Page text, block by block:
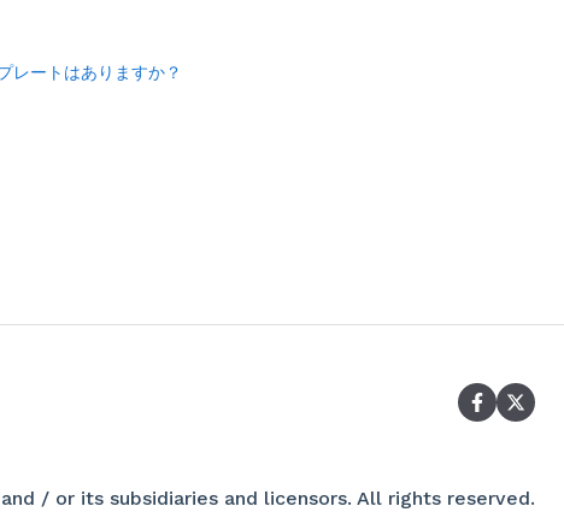
レートはありますか？
/ or its subsidiaries and licensors. All rights reserved.